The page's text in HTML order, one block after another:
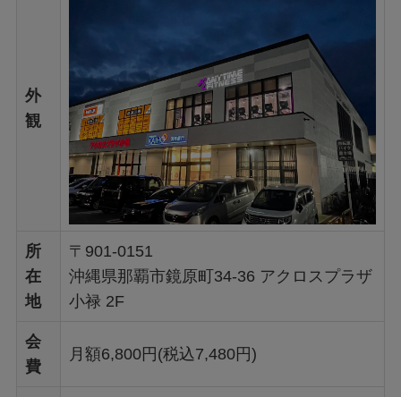
外
観
所
在
地
〒901-0151
沖縄県那覇市鏡原町34-36 アクロスプラザ
小禄 2F
会
費
月額6,800円(税込7,480円)